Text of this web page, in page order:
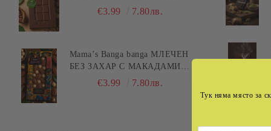
€3.99 7.80лв.
Mama’s Banga banga МЛЕЧЕН
БЕЗ ЗАХАР С МАКАДАМИЯ
И ПЕКАН 80гр
€3.99 7.80лв.
Тук няма място за